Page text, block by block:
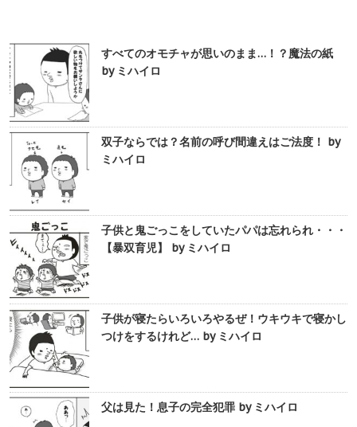
すべてのオモチャが思いのまま…！？魔法の紙
by ミハイロ
双子ならでは？名前の呼び間違えはご法度！ by
ミハイロ
子供と鬼ごっこをしていたパパは忘れられ・・・
【暴双育児】 by ミハイロ
子供が寝たらいろいろやるぜ！ウキウキで寝かし
つけをするけれど… by ミハイロ
父は見た！息子の完全犯罪 by ミハイロ